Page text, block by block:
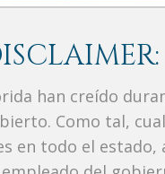
han creído
Como tal,
en todo el estado,